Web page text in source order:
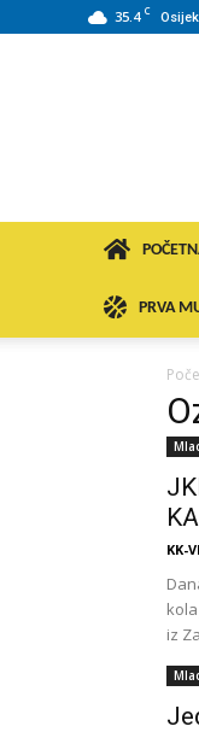
35.4 C Osijek
PRVA
KK-
iz